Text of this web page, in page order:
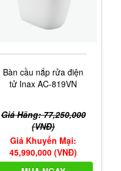
Bàn cầu nắp rửa điện
tử Inax AC-819VN
Giá Hãng: 77,250,000
(VNĐ)
Giá Khuyến Mại:
45,990,000 (VNĐ)